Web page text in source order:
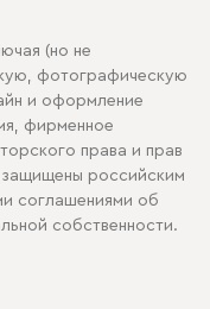
(но не
фотографическую
и оформление
фирменное
права и прав
защищены российским
соглашениями об
собственности.